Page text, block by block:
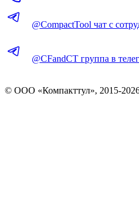
@CompactTool чат с
@CFandCT группа в
© OOO «Компакттул», 2015-